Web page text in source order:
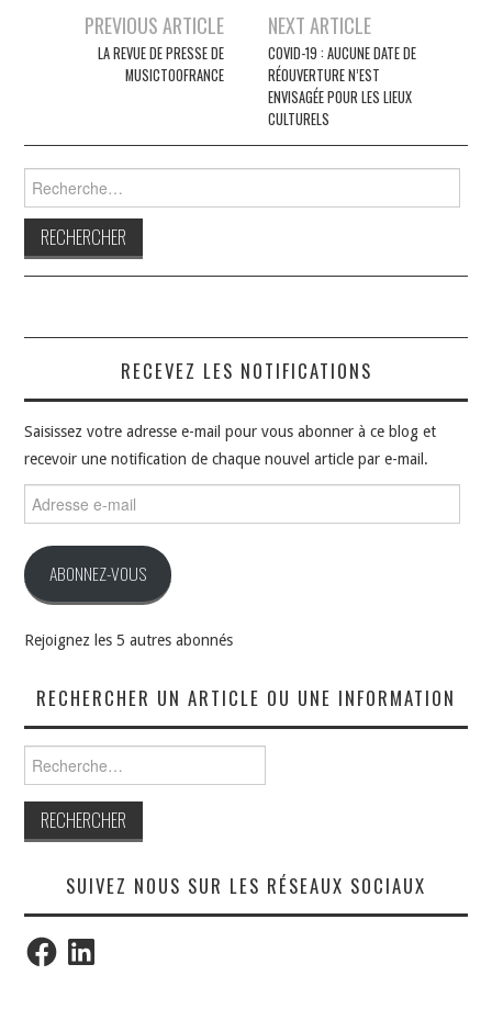
NavigationPREVIOUS ARTICLE
LA REVUE DE PRESSE DE
MUSICTOOFRANCE
NEXT ARTICLE
COVID-19 : AUCUNE DATE DE
RÉOUVERTURE N’EST
ENVISAGÉE POUR LES LIEUX
CULTURELS
RECEVEZ LES NOTIFICATIONS
Saisissez votre adresse e-mail pour vous abonner à ce blog et
recevoir une notification de chaque nouvel article par e-mail.
e-
ABONNEZ-VOUS
Rejoignez les 5 autres abonnés
RECHERCHER UN ARTICLE OU UNE INFORMATION
SUIVEZ NOUS SUR LES RÉSEAUX SOCIAUX
FacebookLinkedIn